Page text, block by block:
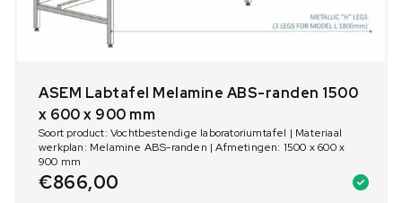
ASEM Labtafel Melamine ABS-randen 1500
x 600 x 900 mm
Soort product: Vochtbestendige laboratoriumtafel | Materiaal
werkplan: Melamine ABS-randen | Afmetingen: 1500 x 600 x
900 mm
€866,00